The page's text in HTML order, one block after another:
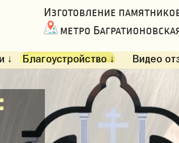
Изготовление
метро
↓ Благоустройство ↓ Видео